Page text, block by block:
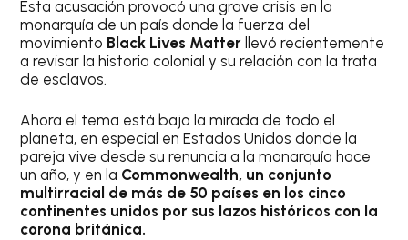
Esta acusación provocó una grave crisis en la
monarquía de un país donde la fuerza del
movimiento Black Lives Matterllevó recientemente
a revisar la historia colonial y su relación con la trata
de esclavos.
Ahora el tema está bajo la mirada de todo el
planeta, en especial en Estados Unidos donde la
pareja vive desde su renuncia a la monarquía hace
un año, y en la Commonwealth, un conjunto
multirracial de más de 50 países en los cinco
continentes unidos por sus lazos históricos con la
corona británica.